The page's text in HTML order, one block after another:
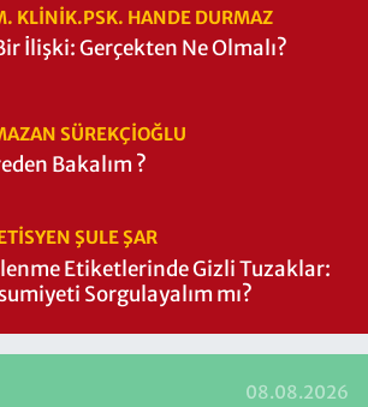
KLINIK.PSK. HANDE DURMAZ
İlişki: Gerçekten Ne Olmalı?
SÜREKÇIOĞLU
Bakalım ?
ŞULE ŞAR
Etiketlerinde Gizli Tuzaklar:
Sorgulayalım mı?
08.08.2026